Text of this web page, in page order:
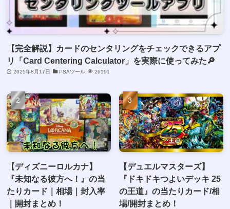
【完全解説】カードのセンタリングをチェックできるアプ
リ「Card Centering Calculator」を実際に使ってみた🔎
2025年8月17日 PSAツール 26191
【ディズニーロルカナ】
『未知なる彼方へ！』の当
たりカード｜相場｜封入率
｜開封まとめ！
【デュエルマスターズ】
『ドキドキつよいデッキ 25
の王道』の当たりカード/相
場/開封まとめ！